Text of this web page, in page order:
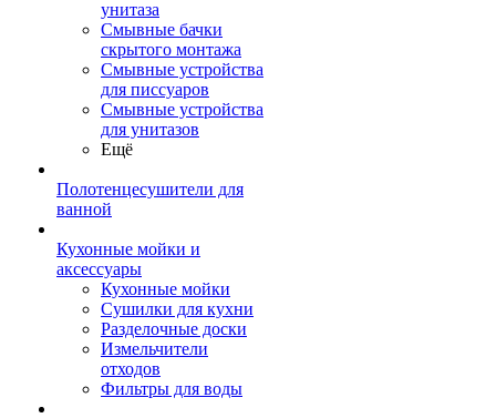
унитаза
Смывные бачки
скрытого монтажа
Смывные устройства
для писсуаров
Смывные устройства
для унитазов
Ещё
Полотенцесушители для
ванной
Кухонные мойки и
аксессуары
Кухонные мойки
Сушилки для кухни
Разделочные доски
Измельчители
отходов
Фильтры для воды